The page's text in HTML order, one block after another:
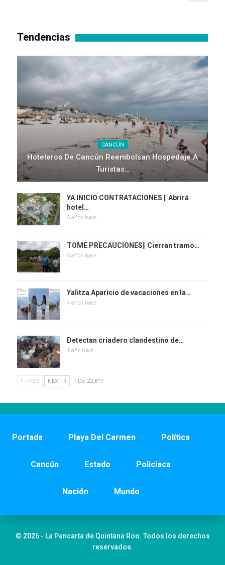
Tendencias
CANCÚN
Hoteleros De Cancún Reembolsan Hospedaje A
Turistas…
YA INICIO CONTRATACIONES || Abrirá
hotel…
5 años hace
TOME PRECAUCIONES|| Cierran tramo…
5 años hace
Yalitza Aparicio de vacaciones en la…
4 años hace
Detectan criadero clandestino de…
1 año hace
PREV NEXT 1 De 22,817
Portada Playa Del Carmen Política
Cancún Estado Policiaca
Nación Mundo
© 2026 - La Pancarta de Quintana Roo. Todos los derechos
reservados.